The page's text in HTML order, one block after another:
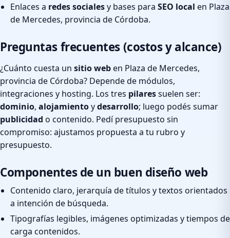
Enlaces a redes socialesy bases para SEO local en Plaza
de Mercedes, provincia de Córdoba.
Preguntas frecuentes (costos y alcance)
¿Cuánto cuesta un sitio weben Plaza de Mercedes,
provincia de Córdoba? Depende de módulos,
integraciones y hosting. Los tres pilaressuelen ser:
dominio, alojamientoydesarrollo; luego podés sumar
publicidad o contenido. Pedí presupuesto sin
compromiso: ajustamos propuesta a tu rubro y
presupuesto.
Componentes de un buen diseño web
Contenido claro, jerarquía de títulos y textos orientados
a intención de búsqueda.
Tipografías legibles, imágenes optimizadas y tiempos de
carga contenidos.